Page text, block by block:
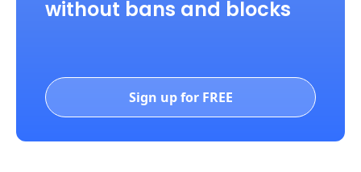
without bans and blocks
Sign up for FREE